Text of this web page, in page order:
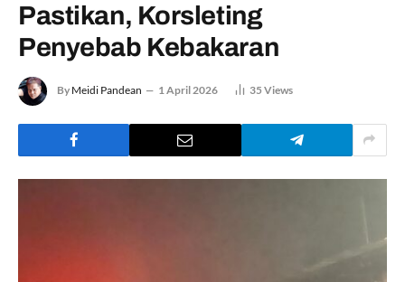
Pastikan, Korsleting
Penyebab Kebakaran
By Meidi Pandean 1 April 2026 35 Views